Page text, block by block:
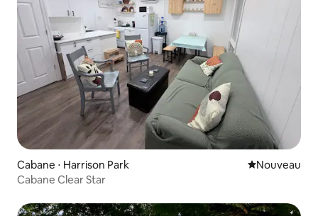
Cabane ⋅ Harrison Park Nouvel
Nouveau
Cabane Clear Star